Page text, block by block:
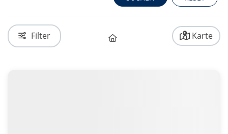
Filter Karte